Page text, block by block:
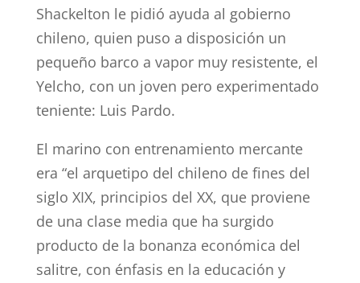
Shackelton le pidió ayuda al gobierno
chileno, quien puso a disposición un
pequeño barco a vapor muy resistente, el
Yelcho, con un joven pero experimentado
teniente: Luis Pardo.
El marino con entrenamiento mercante
era “el arquetipo del chileno de fines del
siglo XIX, principios del XX, que proviene
de una clase media que ha surgido
producto de la bonanza económica del
salitre, con énfasis en la educación y